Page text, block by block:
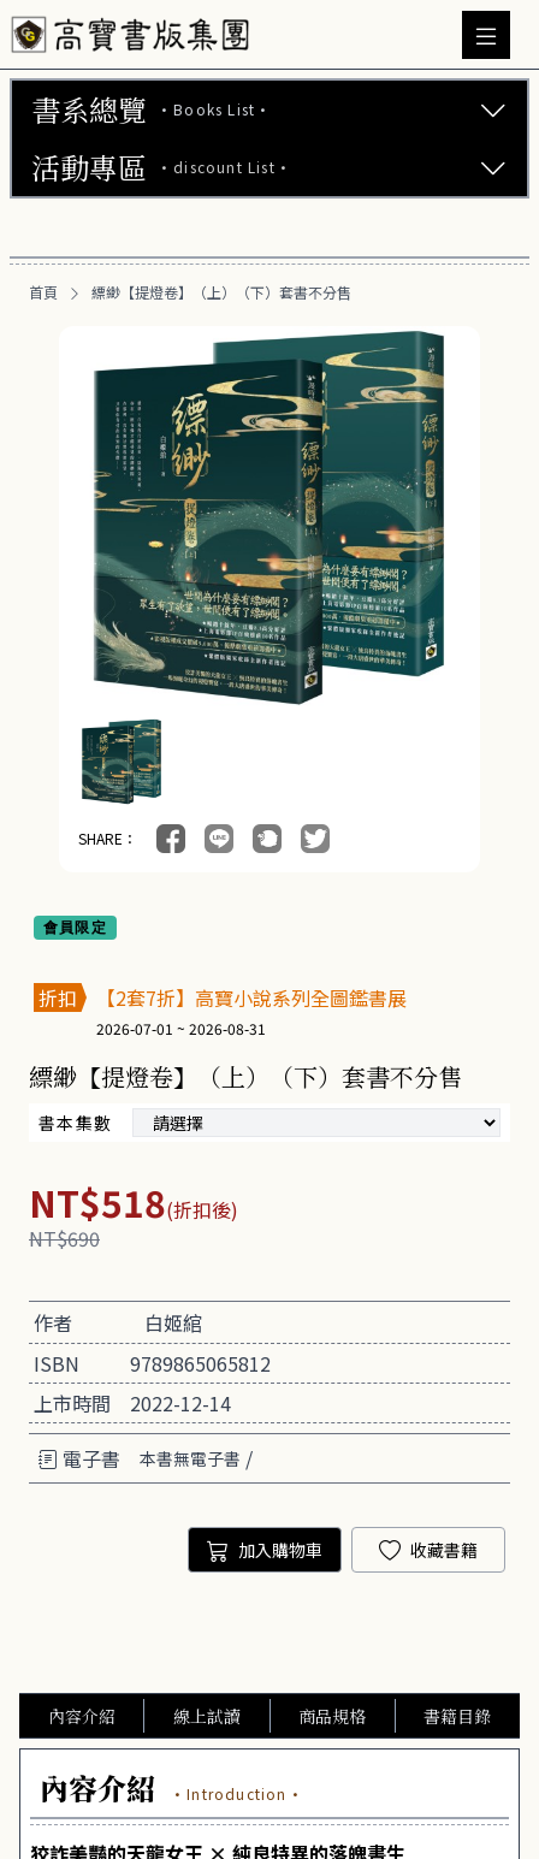
書系總覽 ·Books List·
文學小說 (737)
醫療保健 (54)
親子教養 (14)
人文史哲 (74)
活動專區 ·discount List·
【2本7折】高寶小說系列全圖鑑書展
【2套7折】高寶小說系列全圖鑑書展
【66折】高寶小說系列全圖鑑書展
首頁 縹緲【提燈卷】（上）（下）套書不分售
SHARE：
會員限定
折扣 【2套7折】高寶小說系列全圖鑑書展
2026-07-01 ~ 2026-08-31
縹緲【提燈卷】（上）（下）套書不分售
書本集數
NT$518(折扣後)
NT$690
作者
白姬綰
ISBN
9789865065812
上市時間
2022-12-14
電子書
本書無電子書 /
加入購物車 收藏書籍
內容介紹 線上試讀 商品規格 書籍目錄
內容介紹 ·Introduction·
狡詐美豔的天龍女王 × 純良特異的落魄書生